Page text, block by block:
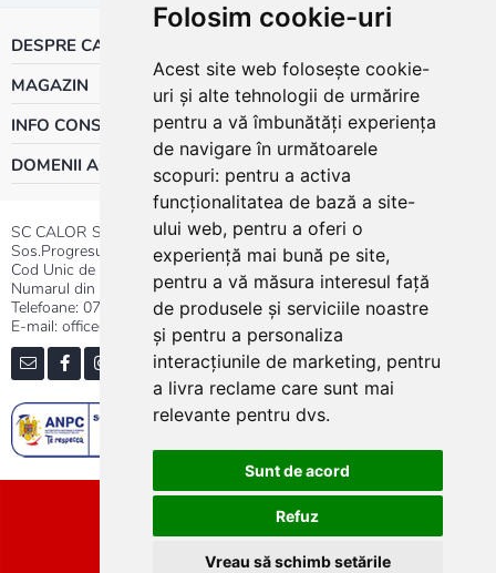
Folosim cookie-uri
Acest site web folosește cookie-
uri și alte tehnologii de urmărire
pentru a vă îmbunătăți experiența
de navigare în următoarele
scopuri: pentru a activa
funcționalitatea de bază a site-
ului web, pentru a oferi o
experiență mai bună pe site,
pentru a vă măsura interesul față
de produsele și serviciile noastre
și pentru a personaliza
interacțiunile de marketing, pentru
a livra reclame care sunt mai
relevante pentru dvs.
Sunt de acord
Refuz
Vreau să schimb setările
DESPRE CALOR
MAGAZIN
INFO CONSUMATOR
DOMENII ACTIVITATE
SC CALOR SRL
Sos.Progresului nr.30-40, Sector 5, Bucuresti
Cod Unic de Inregistrare: RO 3004724
Numarul din Registrul Comertului:J40/13176/1991
Telefoane: 0737.23.44.44|021.411.44.44
E-mail: office@calor.ro